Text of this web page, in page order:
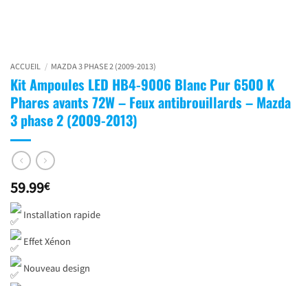
ACCUEIL / MAZDA 3 PHASE 2 (2009-2013)
Kit Ampoules LED HB4-9006 Blanc Pur 6500 K
Phares avants 72W – Feux antibrouillards – Mazda
3 phase 2 (2009-2013)
59.99€
Installation rapide
Effet Xénon
Nouveau design